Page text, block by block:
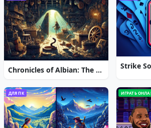
Chronicles of Albian: The Magic Convention
ДЛЯ ПК ИГРАТЬ